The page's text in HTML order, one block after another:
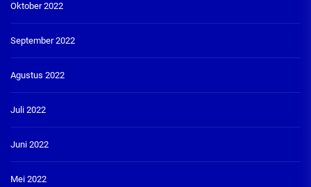
Oktober 2022
September 2022
Agustus 2022
Juli 2022
Juni 2022
Mei 2022